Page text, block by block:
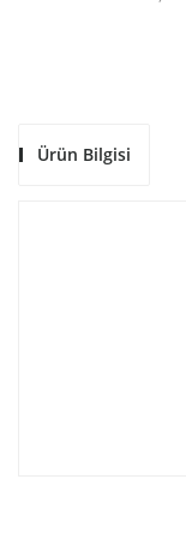
Ürün Bilgisi